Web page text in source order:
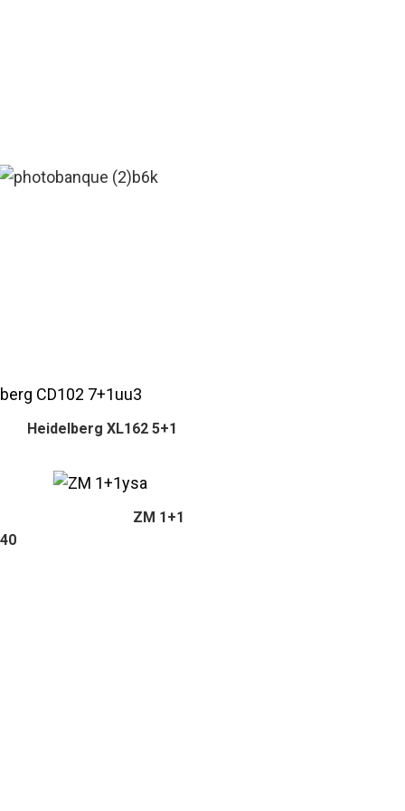
Heidelberg XL162 5+1
ZM 1+1